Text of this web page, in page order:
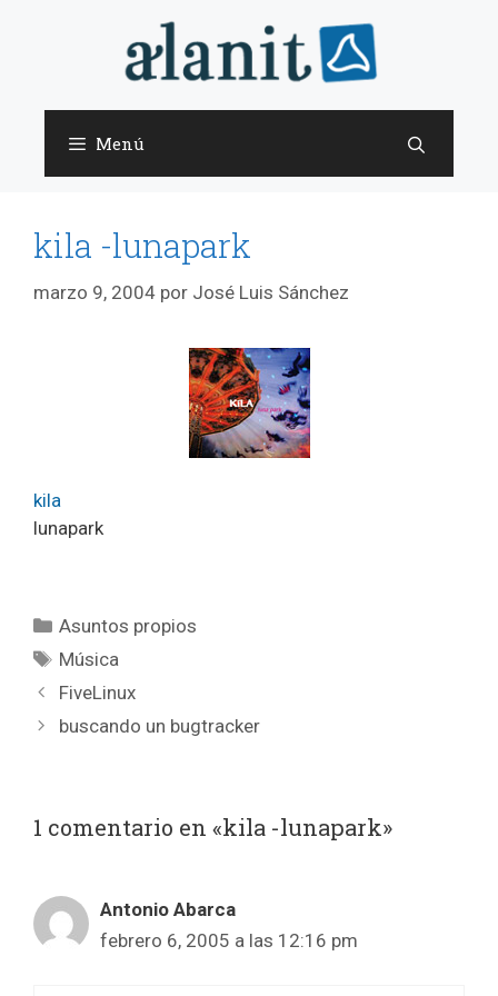
Menú
kila -lunapark
marzo 9, 2004 por José Luis Sánchez
kila
lunapark
Categorías
Asuntos propios
Etiquetas
Música
FiveLinux
buscando un bugtracker
1 comentario en «kila -lunapark»
Antonio Abarca
febrero 6, 2005 a las 12:16 pm